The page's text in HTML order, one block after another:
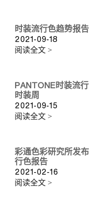
时装流行色趋势报
2021-09-18
阅读全文 >
PANTONE时装流
时装周
2021-09-15
阅读全文 >
彩通色彩研究所发
行色报告
2021-02-16
阅读全文 >